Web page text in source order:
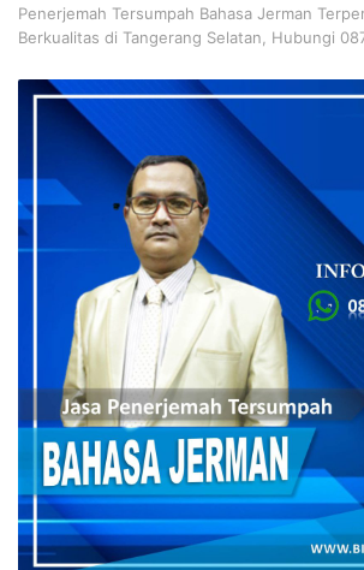
Penerjemah Tersumpah Bahasa Jerman
Berkualitas di Tangerang Selatan, Hubungi